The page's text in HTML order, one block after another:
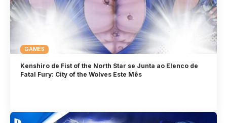
GAMES
Kenshiro de Fist of the North Star se Junta ao Elenco de
Fatal Fury: City of the Wolves Este Mês